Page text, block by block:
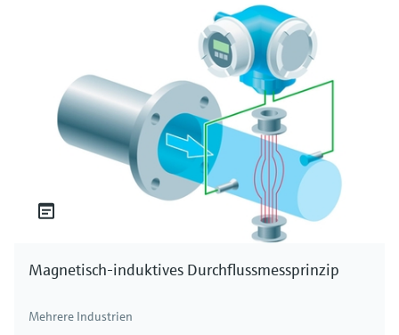
Magnetisch-induktives Durchflussmessprinzip
Mehrere Industrien